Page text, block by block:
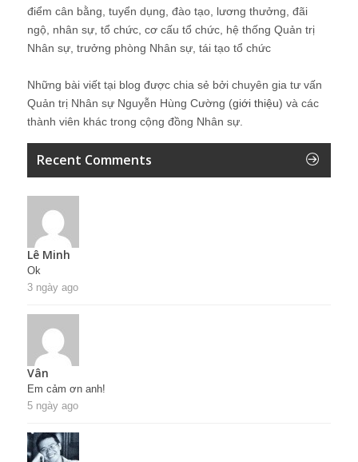
điểm cân bằng, tuyển dụng, đào tạo, lương thưởng, đãi
ngộ, nhân sự, tổ chức, cơ cấu tổ chức, hệ thống Quản trị
Nhân sự, trưởng phòng Nhân sự, tái tạo tổ chức
Những bài viết tại blog được chia sẻ bởi chuyên gia tư vấn
Quản trị Nhân sự Nguyễn Hùng Cường (giới thiệu) và các
thành viên khác trong cộng đồng Nhân sự.
Recent Comments
Lê Minh
Ok
3 ngày ago
Vân
Em cảm ơn anh!
5 ngày ago